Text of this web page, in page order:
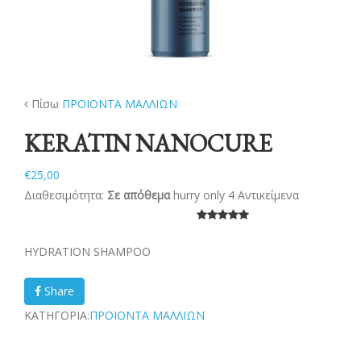
Πίσω ΠΡΟΙΟΝΤΑ ΜΑΛΛΙΩΝ
KERATIN NANOCURE
€25,00
Διαθεσιμότητα: Σε απόθεμαhurry only 4 Αντικείμενα
HYDRATION SHAMPOO
Share
ΚΑΤΗΓΟΡΙΑ:ΠΡΟΙΟΝΤΑ ΜΑΛΛΙΩΝ